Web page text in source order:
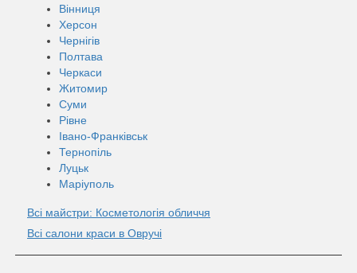
Вінниця
Херсон
Чернігів
Полтава
Черкаси
Житомир
Суми
Рівне
Івано-Франківськ
Тернопіль
Луцьк
Маріуполь
Всі майстри: Косметологія обличчя
Всі салони краси в Овручі